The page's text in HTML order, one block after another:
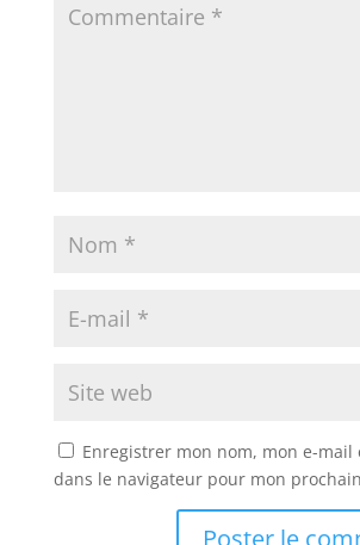
Enregistrer mon nom, mon e-mail
dans le navigateur pour mon